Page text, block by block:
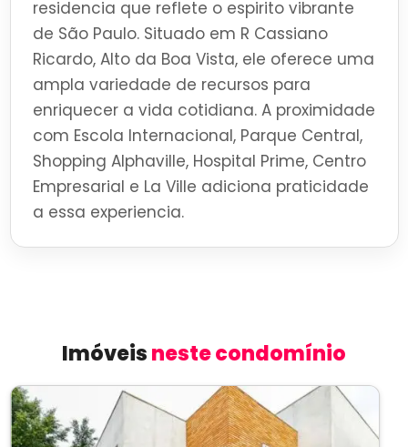
residencia que reflete o espirito vibrante
de São Paulo. Situado em R Cassiano
Ricardo, Alto da Boa Vista, ele oferece uma
ampla variedade de recursos para
enriquecer a vida cotidiana. A proximidade
com Escola Internacional, Parque Central,
Shopping Alphaville, Hospital Prime, Centro
Empresarial e La Ville adiciona praticidade
a essa experiencia.
Imóveisneste condomínio